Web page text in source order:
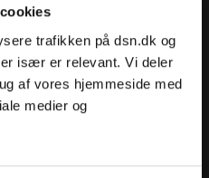
trafikken på dsn.dk og
især er relevant. Vi deler
af vores hjemmeside med
medier og